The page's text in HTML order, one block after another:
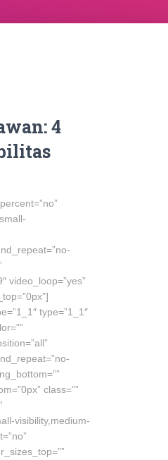
4
video_loop=”yes”
type=”1_1″
class=””
visibility,medium-